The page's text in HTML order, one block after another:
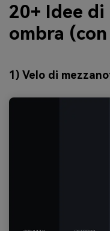
20+ Idee
ombra
1) Velo di